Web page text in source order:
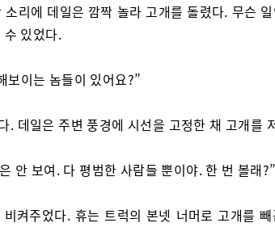
리에 데일은 깜짝 놀라 고개를 돌렸다. 무슨
수 있었다.
보이는 놈들이 있어요?”
. 데일은 주변 풍경에 시선을 고정한 채 고개를
안 보여. 다 평범한 사람들 뿐이야. 한 번 볼래?”
켜주었다. 휴는 트럭의 본넷 너머로 고개를